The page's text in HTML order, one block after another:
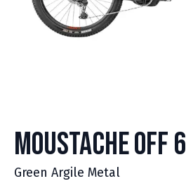
Moustache Off 6
Green Argile Metal